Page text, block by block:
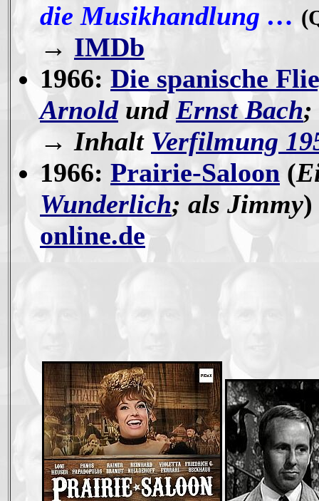
die Musikhandlung …
→ IMDb
1966: Die spanische
Arnoldund Ernst Bach;
→ Inhalt Verfilmung
1966: Prairie-Saloon (
Wunderlich; als Jimmy
online.de